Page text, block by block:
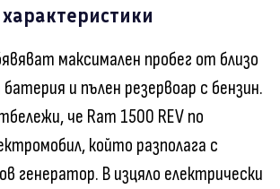
максимален пробег от близо
и пълен резервоар с бензин.
че Ram 1500 REV по
който разполага с
генератор. В изцяло електрически